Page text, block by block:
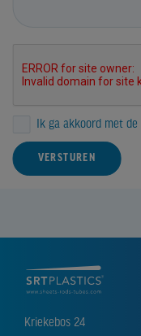
Ik ga akkoord met de
VERSTUREN
Kriekebos 24